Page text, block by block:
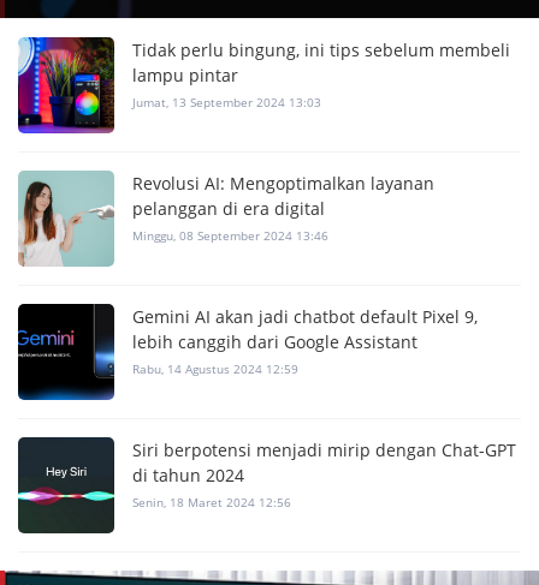
Tidak perlu bingung, ini tips sebelum membeli
lampu pintar
Jumat, 13 September 2024 13:03
Revolusi AI: Mengoptimalkan layanan
pelanggan di era digital
Minggu, 08 September 2024 13:46
Gemini AI akan jadi chatbot default Pixel 9,
lebih canggih dari Google Assistant
Rabu, 14 Agustus 2024 12:59
Siri berpotensi menjadi mirip dengan Chat-GPT
di tahun 2024
Senin, 18 Maret 2024 12:56